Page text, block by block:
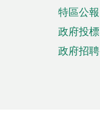
特區公報
政府投標
政府招聘